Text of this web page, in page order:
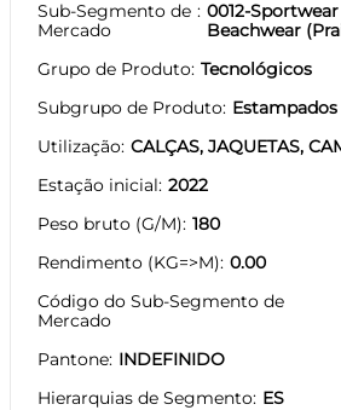
Sub-Segmento de
Mercado
0012-
Beachwear
Grupo de Produto Tecnológicos
Subgrupo de Produto Estampados
Utilização CALÇAS, JAQUETAS,
Estação inicial 2022
Peso bruto (G/M) 180
Rendimento (KG=>M) 0.00
Código do Sub-Segmento de
Mercado
Pantone INDEFINIDO
Hierarquias de Segmento ES